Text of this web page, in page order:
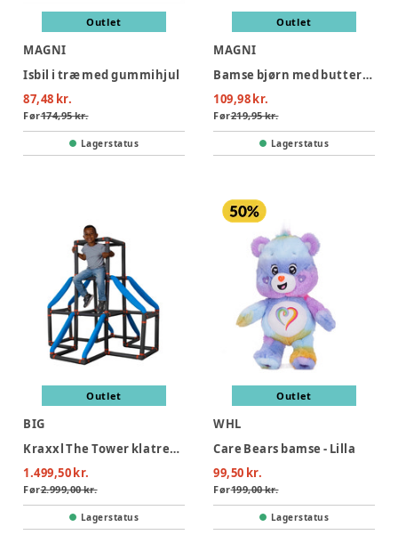
Outlet
MAGNI
Isbil i træ med gummihjul
87,48 kr.
Før174,95 kr.
Lagerstatus
Outlet
MAGNI
Bamse bjørn med butterfly, 25 cm
109,98 kr.
Før219,95 kr.
Lagerstatus
Outlet
BIG
Kraxxl The Tower klatretårn
1.499,50 kr.
Før2.999,00 kr.
Lagerstatus
Outlet
WHL
Care Bears bamse - Lilla
99,50 kr.
Før199,00 kr.
Lagerstatus